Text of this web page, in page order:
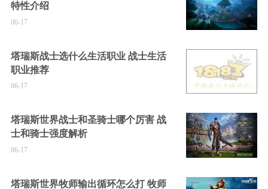
特性介绍
06-17
塔瑞斯战士选什么生活职业 战士生活
职业推荐
06-17
塔瑞斯世界战士和圣骑士哪个厉害 战
士和骑士强度解析
06-17
塔瑞斯世界牧师输出循环怎么打 牧师